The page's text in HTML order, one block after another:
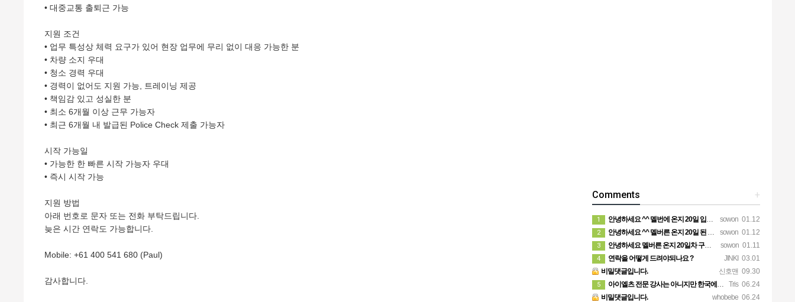
• 대중교통 출퇴근 가능
지원 조건
• 업무 특성상 체력 요구가 있어 현장 업무에 무리 없이 대응 가능한 분
• 차량 소지 우대
• 청소 경력 우대
• 경력이 없어도 지원 가능, 트레이닝 제공
• 책임감 있고 성실한 분
• 최소 6개월 이상 근무 가능자
• 최근 6개월 내 발급된 Police Check 제출 가능자
시작 가능일
• 가능한 한 빠른 시작 가능자 우대
• 즉시 시작 가능
지원 방법
아래 번호로 문자 또는 전화 부탁드립니다.
늦은 시간 연락도 가능합니다.
Mobile: +61 400 541 680 (Paul)
감사합니다.
+
Comments
sowon 01.12
1
안녕하세요 ^^ 멜번에 온지 20일 입니다. 말문이라도 열어보려고 글 보냅니다. 정말 반가운 소식인데 시간이…
sowon 01.12
2
안녕하세요 ^^ 멜버른 온지 20일 된 시니어 여자입니다. 생소한 곳이다보니 말문이라도 열어보려고 문자 드려…
sowon 01.11
3
안녕하세요 멜버른 온지 20일차 구경잘했습니다. 그림이 내마음입니다.
JINKI 03.01
4
연락을 어떻게 드려야되나요 ?
신호맨 09.30
비밀댓글입니다.
Tris 06.24
5
아이엘츠 전문 강사는 아니지만 한국에서 아이엘츠 목표점수(6.0)통과하고 호주대학 입학했어요 연락주시면 제가…
whobebe 06.24
비밀댓글입니다.